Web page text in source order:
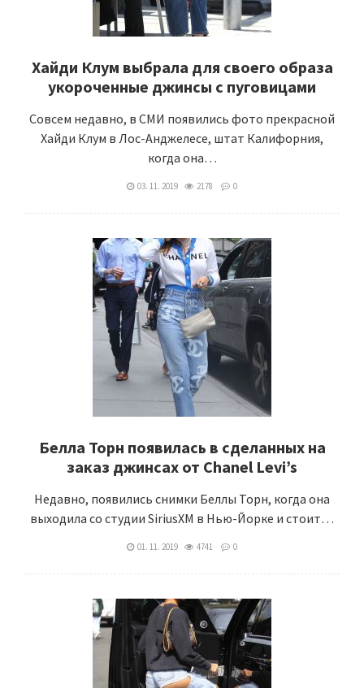
Хайди Клум выбрала для своего образа
укороченные джинсы с пуговицами
Совсем недавно, в СМИ появились фото прекрасной
Хайди Клум в Лос-Анджелесе, штат Калифорния,
когда она…
03. 11. 2019 2178 0
Белла Торн появилась в сделанных на
заказ джинсах от Chanel Levi’s
Недавно, появились снимки Беллы Торн, когда она
выходила со студии SiriusXM в Нью-Йорке и стоит…
01. 11. 2019 4741 0